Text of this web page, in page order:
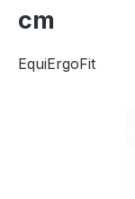
cm
EquiErgoFit